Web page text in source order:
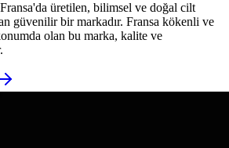
üretilen, bilimsel ve doğal cilt
güvenilir bir markadır. Fransa kökenli ve
olan bu marka, kalite ve